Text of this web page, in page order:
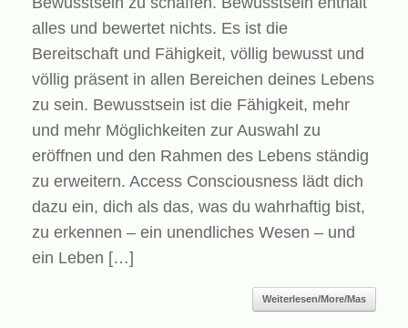
alles und bewertet nichts. Es ist die
Bereitschaft und Fähigkeit, völlig bewusst und
völlig präsent in allen Bereichen deines Lebens
zu sein. Bewusstsein ist die Fähigkeit, mehr
und mehr Möglichkeiten zur Auswahl zu
eröffnen und den Rahmen des Lebens ständig
zu erweitern. Access Consciousness lädt dich
dazu ein, dich als das, was du wahrhaftig bist,
zu erkennen – ein unendliches Wesen – und
ein Leben […]
Weiterlesen/More/Mas